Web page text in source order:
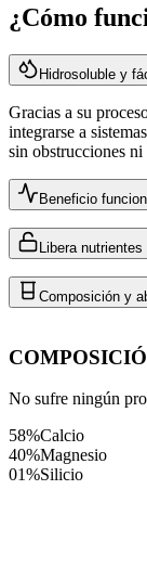
¿Cómo
Hidrosoluble y
Gracias a su
integrarse a
sin obstrucciones ni
Beneficio
Libera
Composición y
No sufre ningún
58%Calcio
40%Magnesio
01%Silicio